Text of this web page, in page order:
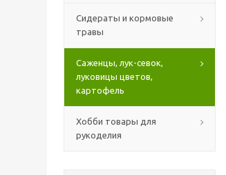
Сидераты и кормовые
травы
Саженцы, лук-севок,
луковицы цветов,
картофель
Хобби товары для
рукоделия